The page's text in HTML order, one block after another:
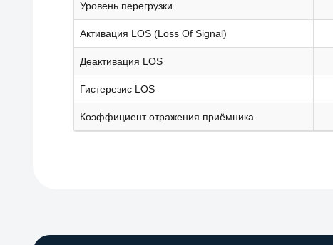
Уровень перегрузки
Активация LOS (Loss Of Signal)
Деактивация LOS
Гистерезис LOS
Коэффициент отражения приёмника